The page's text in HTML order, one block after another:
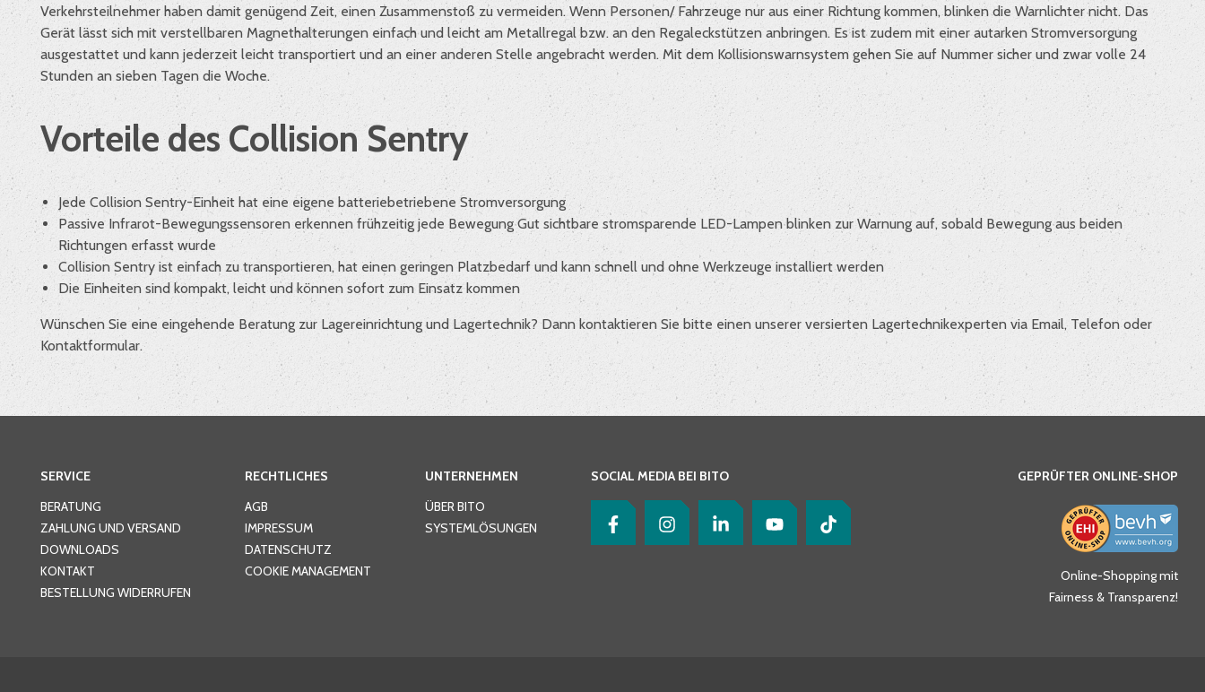
Verkehrsteilnehmer haben damit genügend Zeit, einen Zusammenstoß zu vermeiden. Wenn Personen/ Fahrzeuge nur aus einer Richtung kommen, blinken die Warnlichter nicht. Das
Gerät lässt sich mit verstellbaren Magnethalterungen einfach und leicht am Metallregal bzw. an den Regaleckstützen anbringen. Es ist zudem mit einer autarken Stromversorgung
ausgestattet und kann jederzeit leicht transportiert und an einer anderen Stelle angebracht werden. Mit dem Kollisionswarnsystem gehen Sie auf Nummer sicher und zwar volle 24
Stunden an sieben Tagen die Woche.
Vorteile des Collision Sentry
Jede Collision Sentry-Einheit hat eine eigene batteriebetriebene Stromversorgung
Passive Infrarot-Bewegungssensoren erkennen frühzeitig jede Bewegung Gut sichtbare stromsparende LED-Lampen blinken zur Warnung auf, sobald Bewegung aus beiden
Richtungen erfasst wurde
Collision Sentry ist einfach zu transportieren, hat einen geringen Platzbedarf und kann schnell und ohne Werkzeuge installiert werden
Die Einheiten sind kompakt, leicht und können sofort zum Einsatz kommen
Wünschen Sie eine eingehende Beratung zur Lagereinrichtung und Lagertechnik? Dann kontaktieren Sie bitte einen unserer versierten Lagertechnikexperten via Email, Telefon oder
Kontaktformular.
SERVICE
BERATUNG
ZAHLUNG UND VERSAND
DOWNLOADS
KONTAKT
BESTELLUNG WIDERRUFEN
RECHTLICHES
AGB
IMPRESSUM
DATENSCHUTZ
COOKIE MANAGEMENT
UNTERNEHMEN
ÜBER BITO
SYSTEMLÖSUNGEN
SOCIAL MEDIA BEI BITO GEPRÜFTER ONLINE-SHOP
Online-Shopping mit
Fairness & Transparenz!